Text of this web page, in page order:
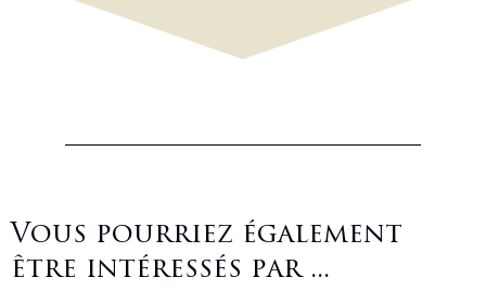
Vous pourriez également
être intéressés par ...